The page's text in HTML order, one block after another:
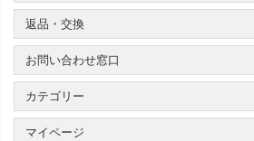
返品・交換
お問い合わせ窓口
カテゴリー
マイページ